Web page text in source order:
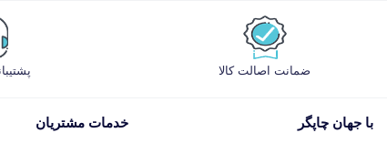
ضمانت اصالت کالا
با جهان چاپگر خدمات مشتریان